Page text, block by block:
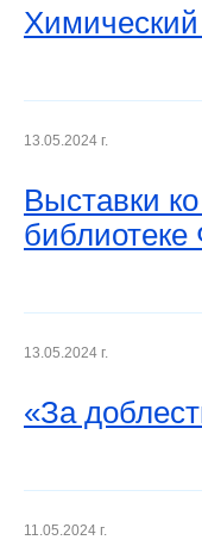
Химический
13.05.2024 г.
Выставки
13.05.2024 г.
«За
11.05.2024 г.